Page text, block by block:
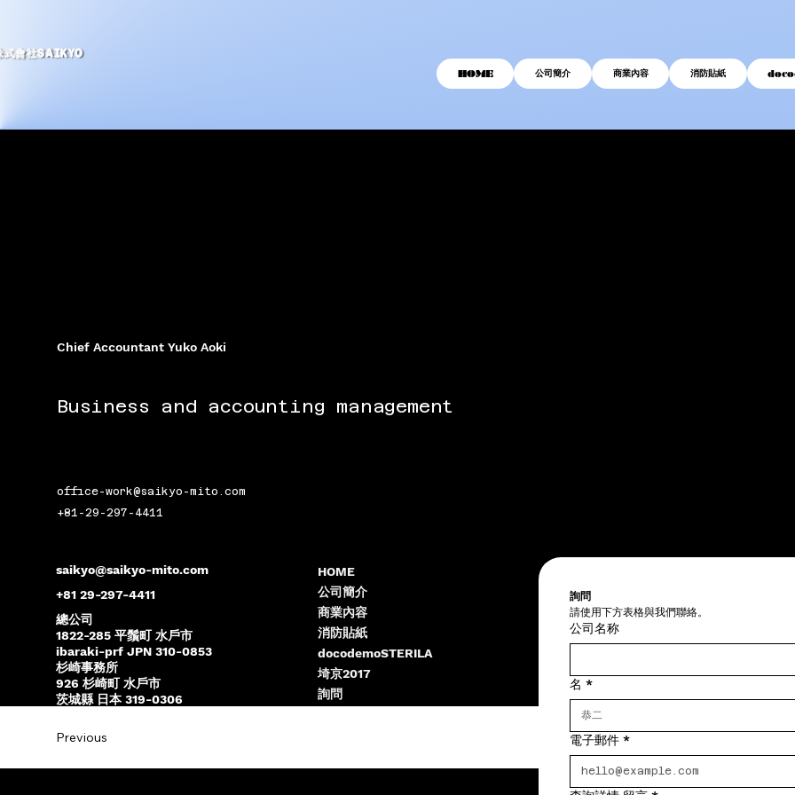
HOME 公司簡介 商業內容 消防貼紙
式會社SAIKYO
Chief Accountant Yuko Aoki
Business and accounting management
office-work@saikyo-mito.com
+81-29-297-4411
Previous
詢問
請使用下方表格與我們聯絡。
公司名称
名 *
電子郵件 *
saikyo@saikyo-mito.com
+81 29-297-4411
總公司
1822-285 平鬚町 水戶市
ibaraki-prf JPN 310-0853
杉崎事務所
926 杉崎町 水戶市
茨城縣 日本 319-0306
HOME
公司簡介
商業內容
消防貼紙
docodemoSTERILA
埼京2017
詢問